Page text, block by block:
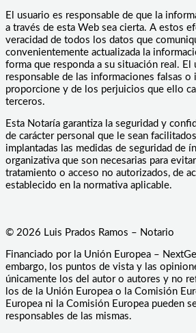
El usuario es responsable de que la
a través de esta Web sea cierta. A estos
veracidad de todos los datos que
convenientemente actualizada la
forma que responda a su situación real. El
responsable de las informaciones falsas o
proporcione y de los perjuicios que ello
terceros.
Esta Notaría garantiza la seguridad y
de carácter personal que le sean
implantadas las medidas de seguridad de
organizativa que son necesarias para
tratamiento o acceso no autorizados, de
establecido en la normativa aplicable.
© 2026 Luis Prados Ramos – Notario
Financiado por la Unión Europea –
embargo, los puntos de vista y las
únicamente los del autor o autores y no
los de la Unión Europea o la Comisión
Europea ni la Comisión Europea pueden
responsables de las mismas.